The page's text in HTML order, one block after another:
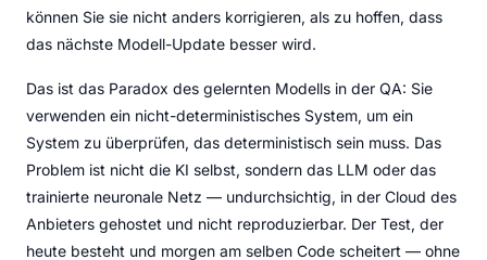
können Sie sie nicht anders korrigieren, als zu hoffen, dass
das nächste Modell-Update besser wird.
Das ist das Paradox des gelernten Modells in der QA: Sie
verwenden ein nicht-deterministisches System, um ein
System zu überprüfen, das deterministisch sein muss. Das
Problem ist nicht die KI selbst, sondern das LLM oder das
trainierte neuronale Netz — undurchsichtig, in der Cloud des
Anbieters gehostet und nicht reproduzierbar. Der Test, der
heute besteht und morgen am selben Code scheitert — ohne